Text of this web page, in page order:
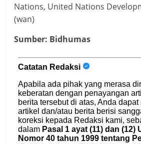
Nations, United Nations
(wan)
Sumber: Bidhumas